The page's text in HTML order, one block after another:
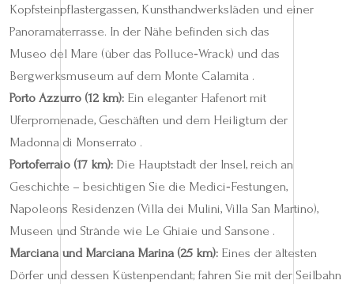
Kopfsteinpflastergassen, Kunsthandwerksläden und einer
Panoramaterrasse. In der Nähe befinden sich das
Museo del Mare (über das Polluce‑Wrack) und das
Bergwerksmuseum auf dem Monte Calamita .
Porto Azzurro (12 km): Ein eleganter Hafenort mit
Uferpromenade, Geschäften und dem Heiligtum der
Madonna di Monserrato .
Portoferraio (17 km): Die Hauptstadt der Insel, reich an
Geschichte – besichtigen Sie die Medici‑Festungen,
Napoleons Residenzen (Villa dei Mulini, Villa San Martino),
Museen und Strände wie Le Ghiaie und Sansone .
Marciana und Marciana Marina (25 km): Eines der ältesten
Dörfer und dessen Küstenpendant; fahren Sie mit der Seilbahn